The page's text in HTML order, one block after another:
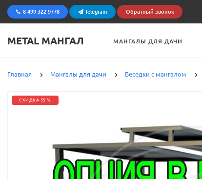
8 499 322 9778 Telegram Обратный звонок
METAL МАНГАЛ МАНГАЛЫ ДЛЯ ДАЧИ
Главная Мангалы для дачи Беседки с мангалом
СКИДКА 55 %